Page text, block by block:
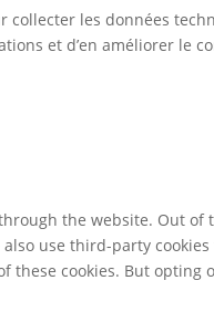
les données
et d’en améliorer le
the website. Out
use third-party
cookies. But